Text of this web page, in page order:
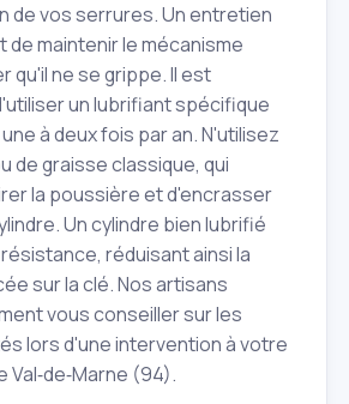
de vos serrures. Un entretien
de maintenir le mécanisme
qu'il ne se grippe. Il est
un lubrifiant spécifique
à deux fois par an. N'utilisez
de graisse classique, qui
la poussière et d'encrasser
Un cylindre bien lubrifié
réduisant ainsi la
sur la clé. Nos artisans
vous conseiller sur les
lors d'une intervention à votre
Val‑de‑Marne (94).